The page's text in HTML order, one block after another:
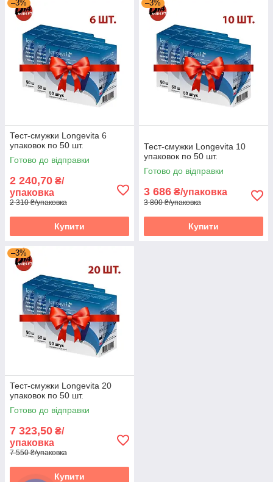
–3%
Тест-смужки Longevita 6
упаковок по 50 шт.
Готово до відправки
2 240,70 ₴/
упаковка
2 310 ₴/упаковка
Купити
–3%
Тест-смужки Longevita 10
упаковок по 50 шт.
Готово до відправки
3 686 ₴/упаковка
3 800 ₴/упаковка
Купити
–3%
Тест-смужки Longevita 20
упаковок по 50 шт.
Готово до відправки
7 323,50 ₴/
упаковка
7 550 ₴/упаковка
Купити